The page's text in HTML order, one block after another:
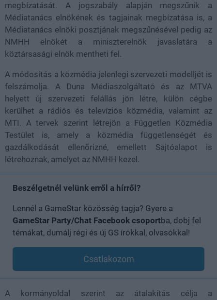
megbízatását. A jogszabály alapján megszűnik a
Médiatanács elnökének és tagjainak megbízatása is, a
Médiatanács elnöki posztjának megszűnésével pedig az
NMHH elnökét a miniszterelnök javaslatára a
köztársasági elnök mentheti fel.
A módosítás a közmédia jelenlegi szervezeti modelljét is
felszámolja. A Duna Médiaszolgáltató és az MTVA
helyett új szervezeti felállás jön létre, külön cégbe
kerülhet a rádiós és televíziós közmédia, valamint az
MTI. A tervek szerint létrejön a Független Közmédia
Testület is, amely a közmédia függetlenségét és
gazdálkodását ellenőrizné, emellett Sajtóalapot is
létrehoznak, amelyet az NMHH kezel.
Beszélgetnél velünk erről a hírről?
Lennél a GameStar közösség tagja? Gyere a
GameStar Party/Chat Facebook csoportba, dobj fel
témákat, dumálj régi és új GS írókkal, olvasókkal!
Csatlakozom
A kormányoldal szerint az átalakítás célja a